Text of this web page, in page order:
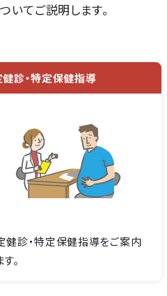
てご説明します。
診・特定保健指導
健診・特定保健指導をご案内
。